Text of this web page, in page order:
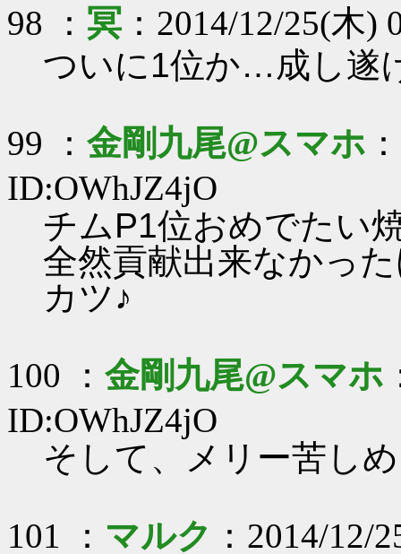
98 ： 冥 ：2014/12/25(木
ついに1位か…成し遂
99 ： 金剛九尾@スマホ
ID:OWhJZ4jO
チムP1位おめでたい
全然貢献出来なかっ
カツ♪
100 ： 金剛九尾@スマホ
ID:OWhJZ4jO
そして、メリー苦し
101 ： マルク ：2014/12/